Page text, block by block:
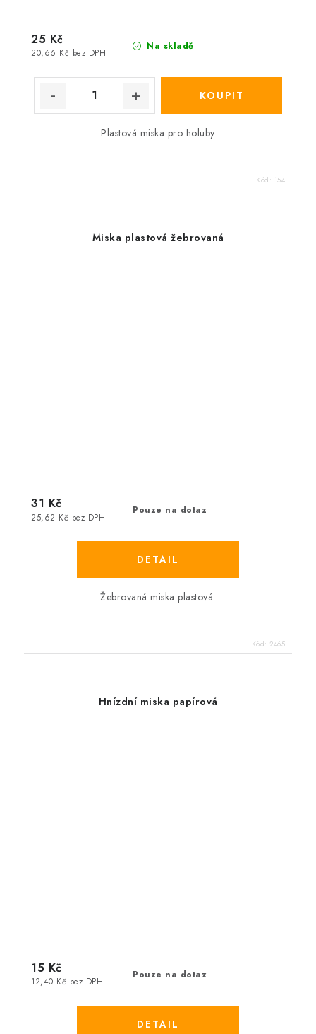
Na skladě
20,66 Kč bez DPH
25 Kč
Plastová miska pro holuby
Kód: 154
Miska plastová žebrovaná
Pouze na dotaz
25,62 Kč bez DPH
31 Kč
Žebrovaná miska plastová.
Kód: 2465
Hnízdní miska papírová
Pouze na dotaz
12,40 Kč bez DPH
15 Kč